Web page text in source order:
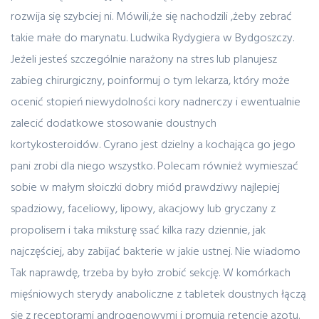
rozwija się szybciej ni. Mówili,że się nachodzili ,żeby zebrać
takie małe do marynatu. Ludwika Rydygiera w Bydgoszczy.
Jeżeli jesteś szczególnie narażony na stres lub planujesz
zabieg chirurgiczny, poinformuj o tym lekarza, który może
ocenić stopień niewydolności kory nadnerczy i ewentualnie
zalecić dodatkowe stosowanie doustnych
kortykosteroidów. Cyrano jest dzielny a kochająca go jego
pani zrobi dla niego wszystko. Polecam również wymieszać
sobie w małym słoiczki dobry miód prawdziwy najlepiej
spadziowy, faceliowy, lipowy, akacjowy lub gryczany z
propolisem i taka miksturę ssać kilka razy dziennie, jak
najczęściej, aby zabijać bakterie w jakie ustnej. Nie wiadomo
Tak naprawdę, trzeba by było zrobić sekcję. W komórkach
mięśniowych sterydy anaboliczne z tabletek doustnych łączą
się z receptorami androgenowymi i promują retencję azotu.